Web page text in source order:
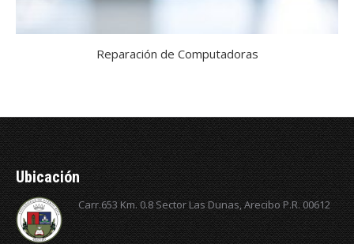
Reparación de Computadoras
Ubicación
Carr.653 Km. 0.8 Sector Las Dunas, Arecibo P.R. 00612